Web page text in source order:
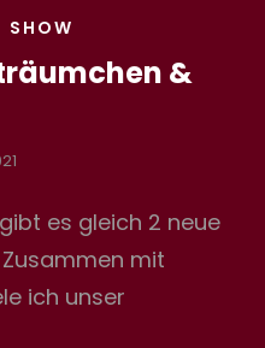
SHOW
&
es gleich 2 neue
mit
ich unser